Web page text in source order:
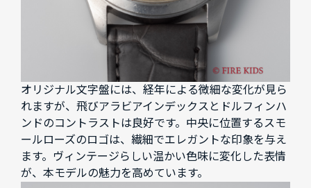
オリジナル文字盤には、経年による微細な変化が見ら
れますが、飛びアラビアインデックスとドルフィンハ
ンドのコントラストは良好です。中央に位置するスモ
ールローズのロゴは、繊細でエレガントな印象を与え
ます。ヴィンテージらしい温かい色味に変化した表情
が、本モデルの魅力を高めています。